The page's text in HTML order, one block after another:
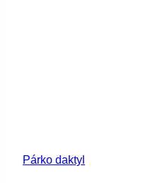
Párko daktyl